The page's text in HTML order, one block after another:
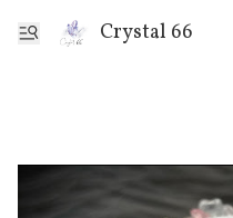
Crystal 66